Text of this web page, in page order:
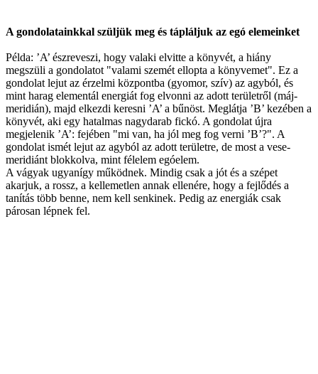
A gondolatainkkal szüljük meg és tápláljuk az egó elemeinket
Példa: ’A’ észreveszi, hogy valaki elvitte a könyvét, a hiány
megszüli a gondolatot "valami szemét ellopta a könyvemet". Ez a
gondolat lejut az érzelmi központba (gyomor, szív) az agyból, és
mint harag elementál energiát fog elvonni az adott területről (máj-
meridián), majd elkezdi keresni ’A’ a bűnöst. Meglátja ’B’ kezében a
könyvét, aki egy hatalmas nagydarab fickó. A gondolat újra
megjelenik ’A’: fejében "mi van, ha jól meg fog verni ’B’?". A
gondolat ismét lejut az agyból az adott területre, de most a vese-
meridiánt blokkolva, mint félelem egóelem.
A vágyak ugyanígy működnek. Mindig csak a jót és a szépet
akarjuk, a rossz, a kellemetlen annak ellenére, hogy a fejlődés a
tanítás több benne, nem kell senkinek. Pedig az energiák csak
párosan lépnek fel.